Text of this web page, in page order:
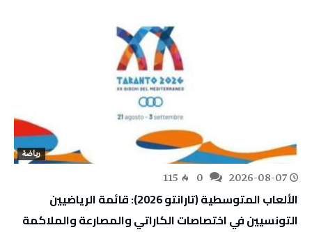
رياضة
2026-08-07
115
الألعاب المتوسطية (تارانتو 2026): قائمة الرياضيين
التونسيين في اختصاصات الكاراتي والمصارعة والملاكمة